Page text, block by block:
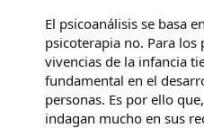
El psicoanálisis se basa
psicoterapia no. Para los
vivencias de la infancia
fundamental en el
personas. Es por ello
indagan mucho en sus